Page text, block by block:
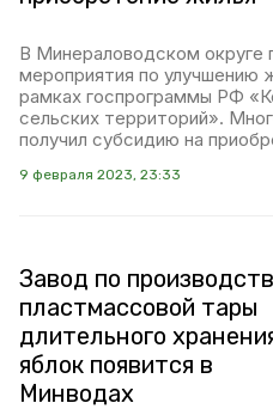
В Минераловодском округе
мероприятия по улучшению
рамках госпрограммы РФ
сельских территорий».
получил субсидию на
9 февраля 2023, 23:33
Завод по
пластмассовой тары
длительного
яблок появится в
Минводах